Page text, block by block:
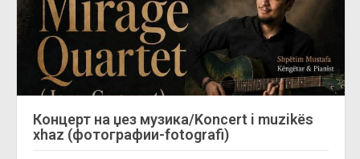
Концерт на џез музика/Koncert i muzikës
xhaz (фотографии-fotografi)